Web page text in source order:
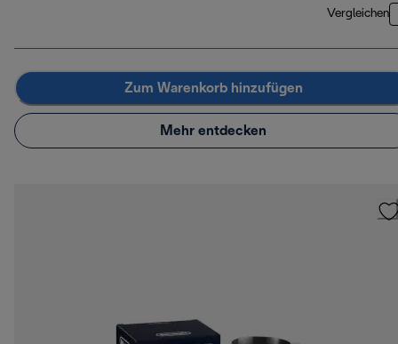
Vergleichen
Zum Warenkorb hinzufügen
Mehr entdecken